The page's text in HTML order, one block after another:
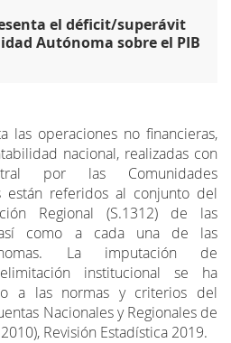
el déficit/superávit
Autónoma sobre el PIB
las operaciones no financieras,
nacional, realizadas con
por las Comunidades
están referidos al conjunto del
Regional (S.1312) de las
así como a cada una de las
La imputación de
institucional se ha
a las normas y criterios del
Nacionales y Regionales de
Revisión Estadística 2019.